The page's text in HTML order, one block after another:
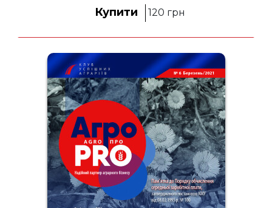
Купити 120 грн